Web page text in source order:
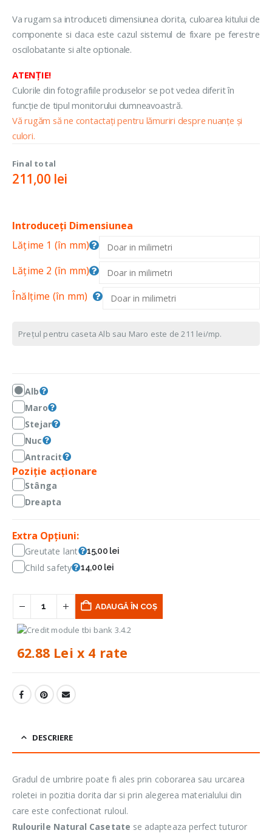
Va rugam sa introduceti dimensiunea dorita, culoarea kitului de
componente si daca este cazul sistemul de fixare pe ferestre
oscilobatante si alte optionale.
ATENȚIE!
Culorile din fotografiile produselor se pot vedea diferit în
funcție de tipul monitorului dumneavoastră.
Vă rugăm să ne contactați pentru lămuriri despre nuanțe și
culori.
Final total
211,00 lei
Introduceți Dimensiunea
Lățime 1 (în mm)
Lățime 2 (în mm)
Înălțime (în mm)
Prețul pentru caseta Alb sau Maro este de 211 lei/mp.
Alb
Maro
Stejar
Nuc
Antracit
Poziție acționare
Stânga
Dreapta
Extra Opțiuni:
Greutate lant 15,00 lei
Child safety 14,00 lei
ADAUGĂ ÎN COȘ
62.88 Lei x 4 rate
DESCRIERE
Gradul de umbrire poate fi ales prin coborarea sau urcarea
roletei in pozitia dorita dar si prin alegerea materialului din
care este confectionat ruloul.
Rulourile Natural Casetate se adapteaza perfect tuturor